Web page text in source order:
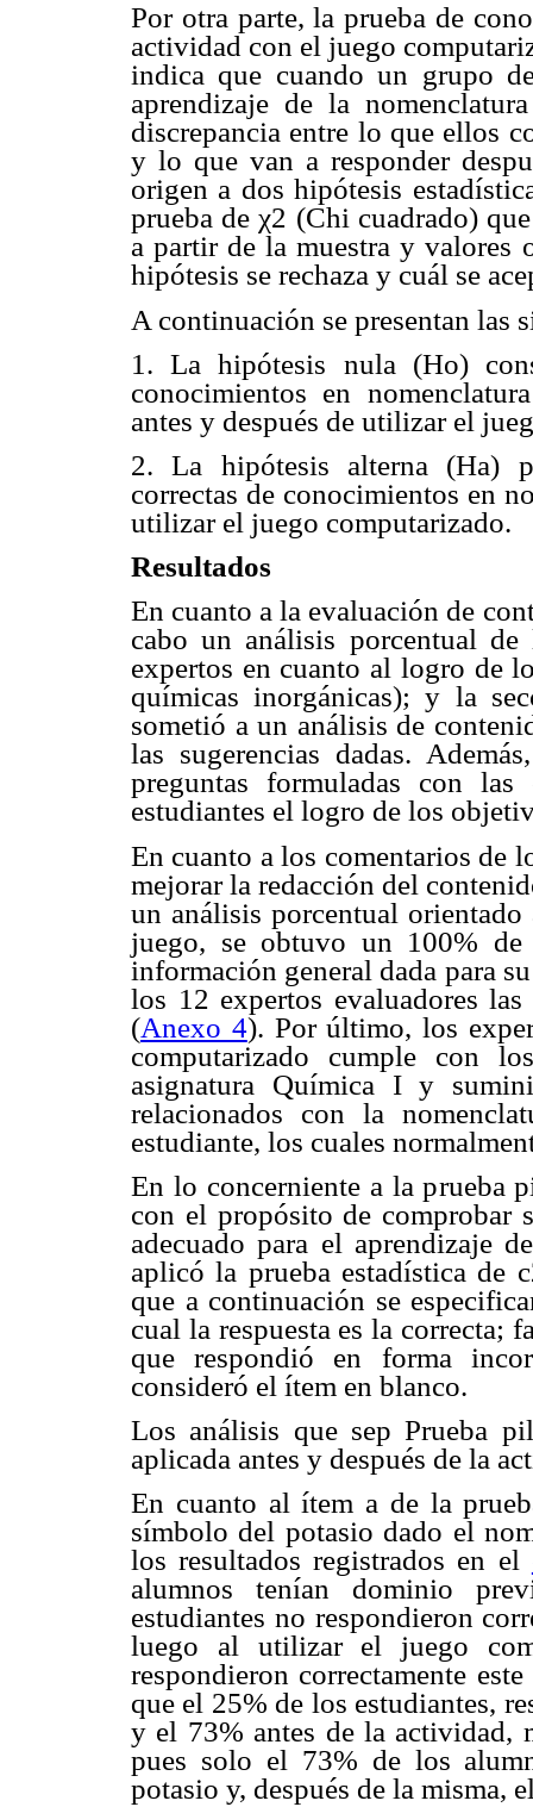
Por otra parte, la prueba de
actividad con el juego
indica que cuando un grupo
aprendizaje de la
discrepancia entre lo que ellos
y lo que van a responder
origen a dos hipótesis
prueba de χ2 (Chi cuadrado)
a partir de la muestra y valores
hipótesis se rechaza y cuál se
A continuación se presentan las
1. La hipótesis nula (Ho)
conocimientos en
antes y después de utilizar el
2. La hipótesis alterna (Ha)
correctas de conocimientos en
utilizar el juego computarizado.
Resultados
En cuanto a la evaluación de
cabo un análisis porcentual
expertos en cuanto al logro de
químicas inorgánicas); y la
sometió a un análisis de
las sugerencias dadas.
preguntas formuladas con
estudiantes el logro de los
En cuanto a los comentarios de
mejorar la redacción del
un análisis porcentual
juego, se obtuvo un 100% de
información general dada para
los 12 expertos evaluadores
(Anexo 4). Por último, los
computarizado cumple con
asignatura Química I y
relacionados con la
estudiante, los cuales
En lo concerniente a la prueba
con el propósito de comprobar
adecuado para el aprendizaje
aplicó la prueba estadística de c
que a continuación se
cual la respuesta es la correcta;
que respondió en forma
consideró el ítem en blanco.
Los análisis que sep Prueba
aplicada antes y después de la
En cuanto al ítem a de la
símbolo del potasio dado el
los resultados registrados en el
alumnos tenían dominio
estudiantes no respondieron
luego al utilizar el juego
respondieron correctamente
que el 25% de los estudiantes,
y el 73% antes de la actividad,
pues solo el 73% de los
potasio y, después de la misma,